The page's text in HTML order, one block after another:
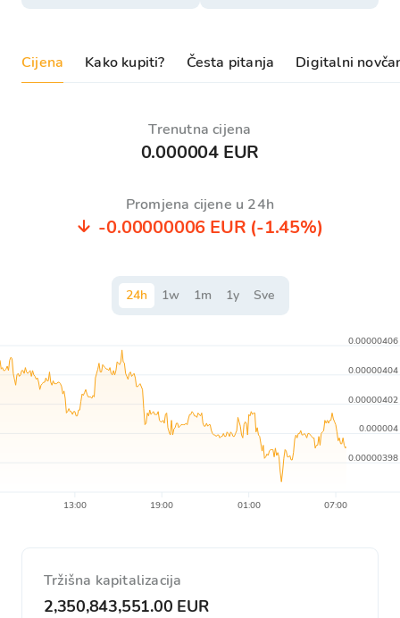
Cijena Kako kupiti? Česta pitanja Digitalni
Trenutna cijena
0.000004 EUR
Promjena cijene u 24h
-0.00000006 EUR (-1.45%)
24h 1w 1m 1y Sve
13:00 19:00 01:00 07:00
0.00000398
0.000004
0.00000402
0.00000404
0.00000406
Tržišna kapitalizacija
2,350,843,551.00 EUR